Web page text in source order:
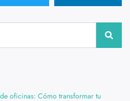
oficinas: Cómo transformar tu